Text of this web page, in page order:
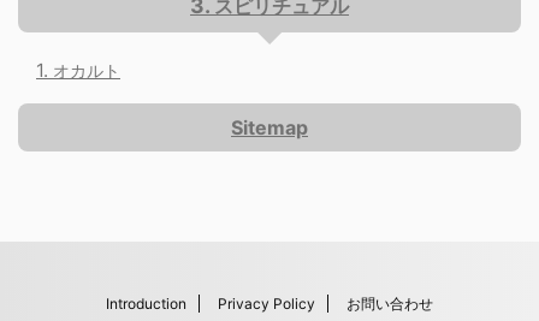
スピリチュアル
オカルト
Sitemap
Introduction Privacy Policy お問い合わせ